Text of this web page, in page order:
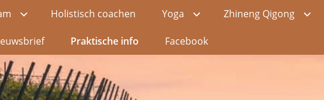
Holistisch coachen Yoga Zhineng Qigong
Praktische info Facebook